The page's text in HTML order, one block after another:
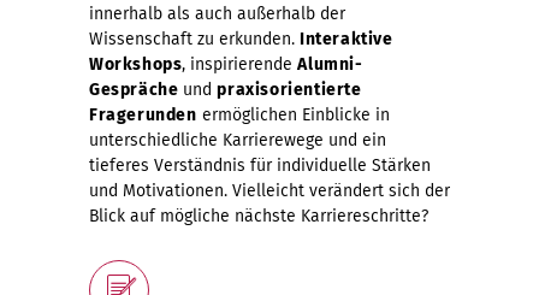
innerhalb als auch außerhalb der
Wissenschaft zu erkunden. Interaktive
Workshops, inspirierendeAlumni-
Gespräche undpraxisorientierte
Fragerunden ermöglichen Einblicke in
unterschiedliche Karrierewege und ein
tieferes Verständnis für individuelle Stärken
und Motivationen. Vielleicht verändert sich der
Blick auf mögliche nächste Karriereschritte?